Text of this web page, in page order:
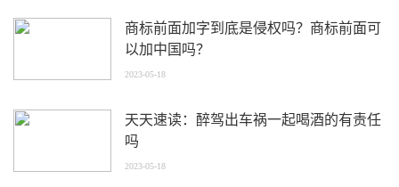
商标前面加字到底是侵权吗？商标前面可
以加中国吗？
2023-05-18
天天速读：醉驾出车祸一起喝酒的有责任
吗
2023-05-18